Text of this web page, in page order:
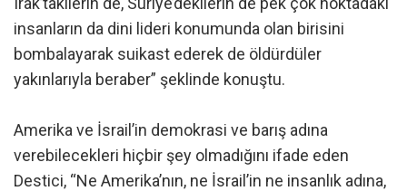
insanların da dini lideri konumunda olan birisini
bombalayarak suikast ederek de öldürdüler
yakınlarıyla beraber” şeklinde konuştu.
Amerika ve İsrail’in demokrasi ve barış adına
verebilecekleri hiçbir şey olmadığını ifade eden
Destici, “Ne Amerika’nın, ne İsrail’in ne insanlık adına,